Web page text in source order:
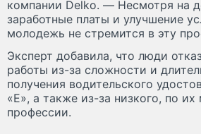
компании Delko. — Несмотря на
заработные платы и улучшение
молодежь не стремится в эту
Эксперт добавила, что люди
работы из-за сложности и
получения водительского
«Е», а также из-за низкого, по
профессии.